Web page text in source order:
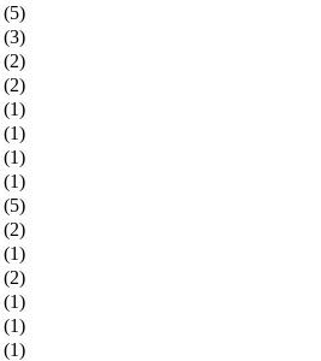
(5)
(3)
(2)
(2)
(1)
(1)
(1)
(1)
(5)
(2)
(1)
(2)
(1)
(1)
(1)